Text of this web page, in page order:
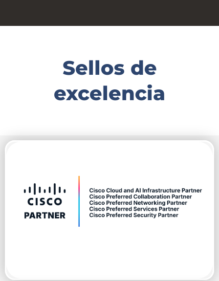
Sellos de
excelencia
Esta certificación garantiza a nuestros clientes que contamos con
el más amplio rango de experiencia y conocimiento técnico para
el diseño, implementación y despliegue de soluciones